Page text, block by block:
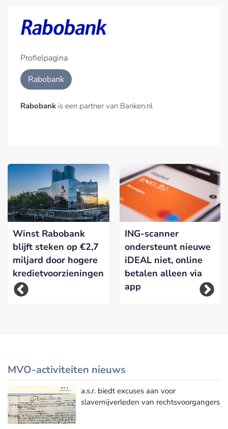
Profielpagina
Rabobank
Rabobank is een partner van Banken.nl
Winst Rabobank
blijft steken op €2,7
miljard door hogere
kredietvoorzieningen
ING-scanner
ondersteunt nieuwe
iDEAL niet, online
betalen alleen via
app
MVO-activiteiten nieuws
Meer MVO-activiteiten nieuws
a.s.r. biedt excuses aan voor
slavernijverleden van rechtsvoorgangers